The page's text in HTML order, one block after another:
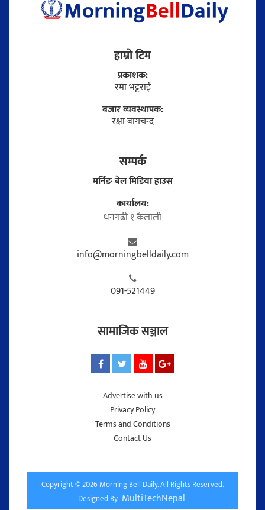
हाम्राे टिम
प्रकाशक:
रमा भट्टराई
बजार व्यवस्थापक:
रक्षा बागचन्द
सम्पर्क
मर्निङ बेल मिडिया हाउस
कार्यालय:
धनगढी १ कैलाली
info@morningbelldaily.com
091-521449
सामाजिक सञ्जाल
Advertise with us
Privacy Policy
Terms and Conditions
Contact Us
Copyright © 2026 Morning Bell Daily. All Rights Reserved.
Designed By MultiTechNepal